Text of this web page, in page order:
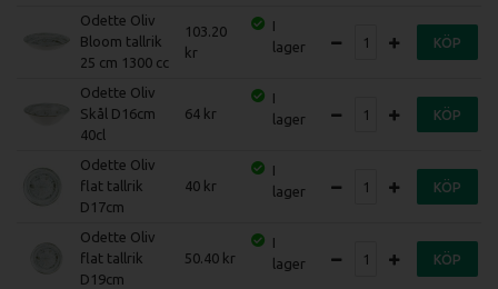
Odette Oliv
Bloom tallrik
25 cm 1300 cc
103.20
I
lager
KÖP
Odette Oliv
Skål D16cm
40cl
64
I
lager
KÖP
Odette Oliv
flat tallrik
D17cm
40
I
lager
KÖP
Odette Oliv
flat tallrik
D19cm
50.40
I
lager
KÖP